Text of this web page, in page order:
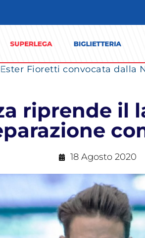
Ester Fioretti convocata dalla
riprende il
18 Agosto 2020